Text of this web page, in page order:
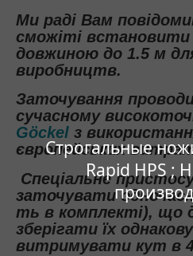
Строгальные
Rapid HPS ;
Ми раді Вам
сможіті встановити
довжиною до 1.5 м
виробництв.
Заточування
сучасному
Göckel з
європейських
Спеціальне
заточувати
ть в комплекті), що
зберігати їх
витримувати кут в